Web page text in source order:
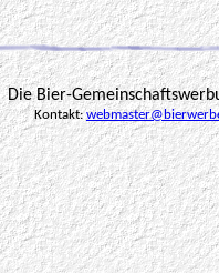
Die Bier-
Kontakt: